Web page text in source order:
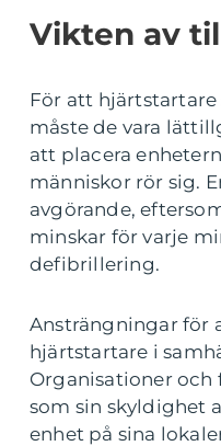
Vikten av
För att
måste de vara
att placera
människor rör sig.
avgörande,
minskar för varje
defibrillering.
Ansträngningar för
hjärtstartare i
Organisationer och
som sin skyldighet
enhet på sina